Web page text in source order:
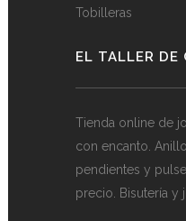
Tobilleras
EL TALLER DE
Tienda online de
con encanto.
pendientes y
precio. Bisutería y